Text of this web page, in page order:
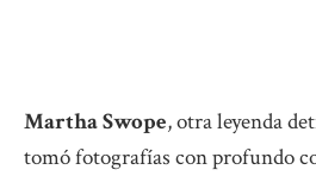
Martha Swope, otra leyenda
tomó fotografías con profundo